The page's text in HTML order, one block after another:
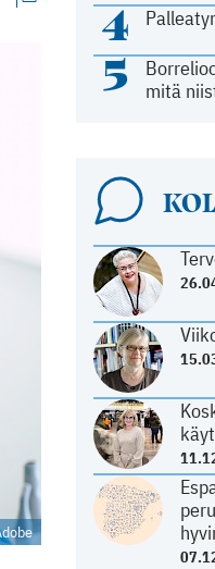
4
5
mitä